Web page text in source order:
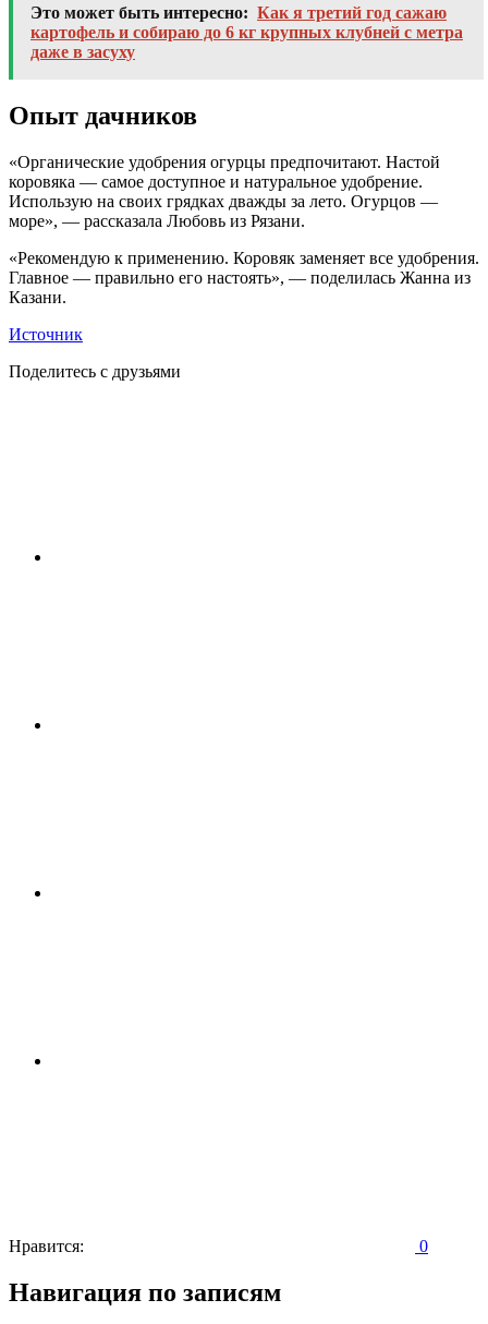
Это может быть интересно: Как я третий год сажаю
картофель и собираю до 6 кг крупных клубней с метра
даже в засуху
Опыт дачников
«Органические удобрения огурцы предпочитают. Настой
коровяка — самое доступное и натуральное удобрение.
Использую на своих грядках дважды за лето. Огурцов —
море», — рассказала Любовь из Рязани.
«Рекомендую к применению. Коровяк заменяет все удобрения.
Главное — правильно его настоять», — поделилась Жанна из
Казани.
Источник
Поделитесь с друзьями
Нравится: 0
Навигация по записям